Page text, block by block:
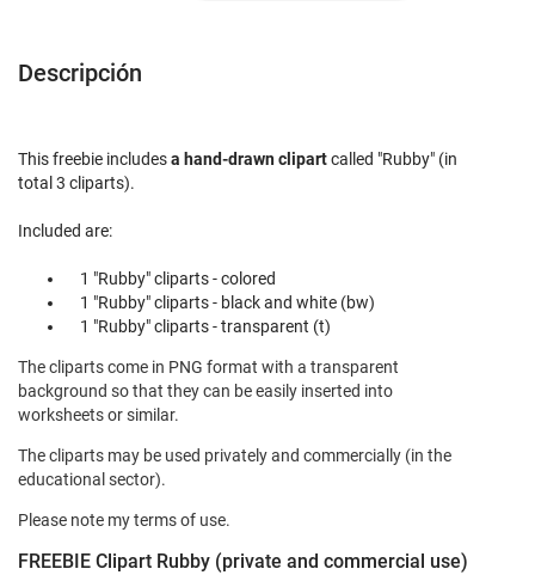
Descripción
This freebie includesa hand-drawn clipartcalled "Rubby" (in
total 3 cliparts).
Included are:
1 "Rubby" cliparts - colored
1 "Rubby" cliparts - black and white (bw)
1 "Rubby" cliparts - transparent (t)
The cliparts come in PNG format with a transparent
background so that they can be easily inserted into
worksheets or similar.
The cliparts may be used privately and commercially (in the
educational sector).
Please note my terms of use.
FREEBIE Clipart Rubby (private and commercial use)